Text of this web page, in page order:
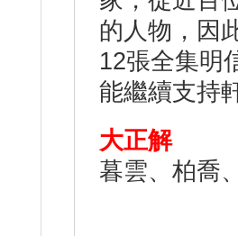
的人物，因
12張全集明
能繼續支持
大正解
暮雲、柏喬